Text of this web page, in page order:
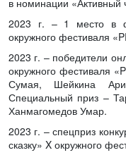
2023 г. – 1 место в
окружного фестиваля
2023 г. – победители
окружного фестиваля
Сумая, Шейкина
Специальный приз –
Ханмагомедов Умар.
2023 г. – спецприз
сказку» X окружного